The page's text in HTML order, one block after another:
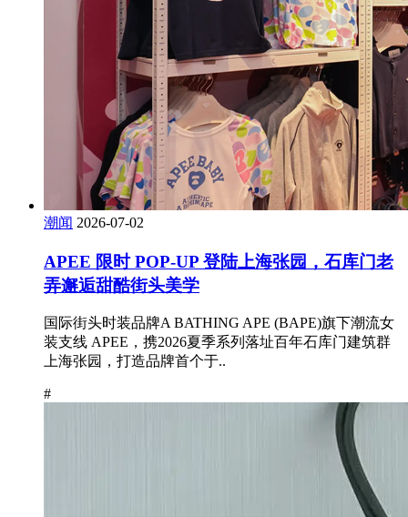
潮闻 2026-07-02
APEE 限时 POP-UP 登陆上海张园，石库门老
弄邂逅甜酷街头美学
国际街头时装品牌A BATHING APE (BAPE)旗下潮流女
装支线 APEE，携2026夏季系列落址百年石库门建筑群
上海张园，打造品牌首个于..
#